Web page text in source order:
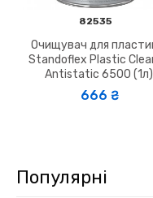
82535
Очищувач для
Standoflex Plastic
Antistatic 6500 (1л)
666 ₴
Популярні